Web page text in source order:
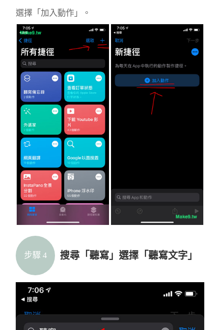
選擇「加入動作」。
步驟 4 搜尋「聽寫」選擇「聽寫文字」